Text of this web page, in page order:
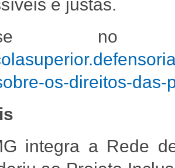
e justas.
se
os-direitos-
integra a Rede